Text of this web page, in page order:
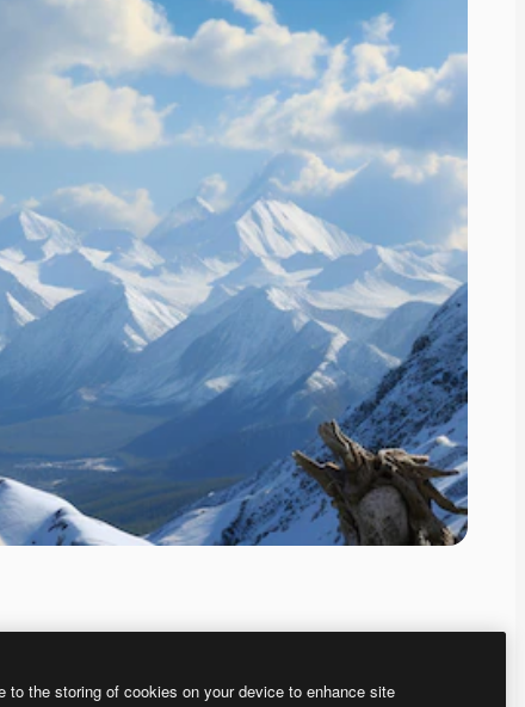
нашего генератора изображений на основе ИИ.
to the storing of cookies on your device to enhance site